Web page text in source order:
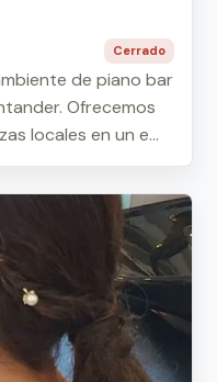
Cerrado
de piano bar
Ofrecemos
locales en un e...